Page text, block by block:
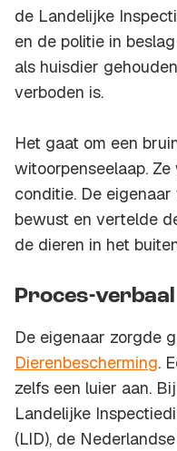
de Landelijke
en de politie in
als huisdier
verboden is.
Het gaat om een
witoorpenseelaap.
conditie. De
bewust en vertelde
de dieren in het
Proces-verbaal
De eigenaar zorgde
Dierenbescherming.
zelfs een luier aan.
Landelijke
(LID), de